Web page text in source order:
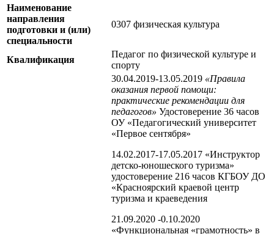
Наименование
направления
подготовки и (или)
специальности
0307 физическая культура
Квалификация
Педагог по физической культуре и
спорту
30.04.2019-13.05.2019 «Правила
оказания первой помощи:
практические рекомендации для
педагогов» Удостоверение 36 часов
ОУ «Педагогический университет
«Первое сентября»
14.02.2017-17.05.2017 «Инструктор
детско-юношеского туризма»
удостоверение 216 часов КГБОУ ДО
«Красноярский краевой центр
туризма и краеведения
21.09.2020 -0.10.2020
«Функциональная «грамотность» в